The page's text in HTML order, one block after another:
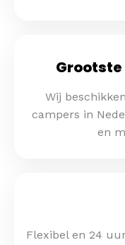
Wij
campers in
en
Flexibel en 24